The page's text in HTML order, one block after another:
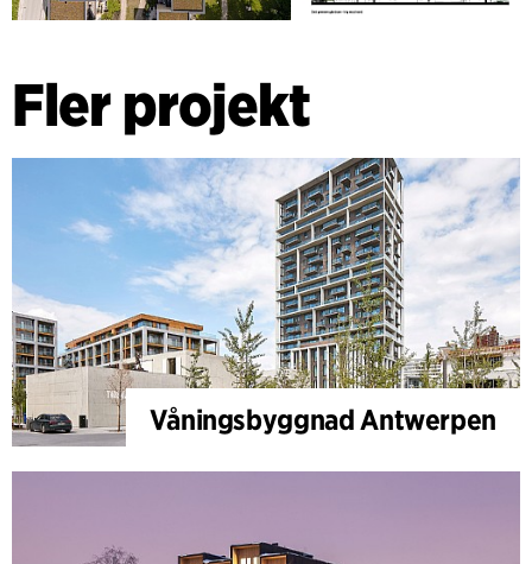
Fler projekt
Våningsbyggnad Antwerpen